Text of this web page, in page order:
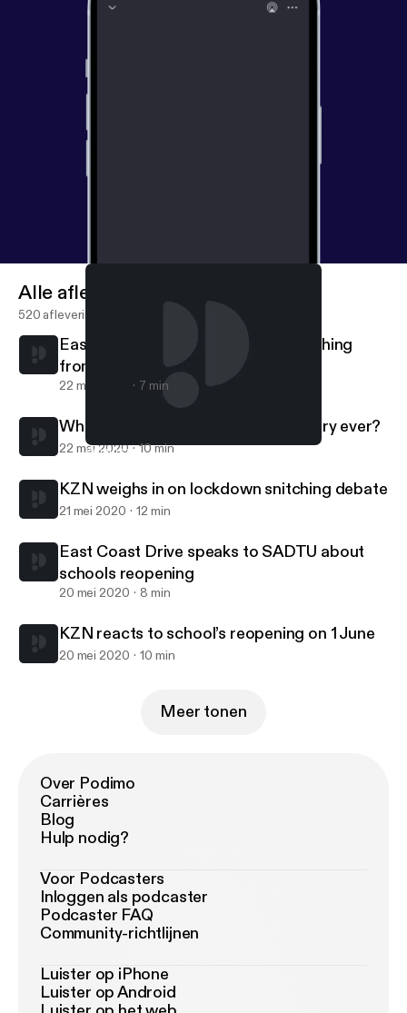
What is your most embarrassing injury ever?
Alle afleveringen
520 afleveringen
East Coast Drive speaks to J'Something
from Mi Casa…
22 mei 2020 7 min
What is your most embarrassing injury ever?
22 mei 2020 10 min
KZN weighs in on lockdown snitching debate
21 mei 2020 12 min
East Coast Drive speaks to SADTU about
schools reopening
20 mei 2020 8 min
KZN reacts to school’s reopening on 1 June
20 mei 2020 10 min
Meer tonen
Over Podimo
Carrières
Blog
Hulp nodig?
Voor Podcasters
Inloggen als podcaster
Podcaster FAQ
Community-richtlijnen
Luister op iPhone
Luister op Android